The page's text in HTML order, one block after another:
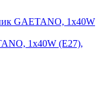
1х40W (E27),